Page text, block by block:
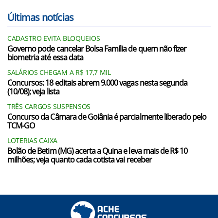
Últimas notícias
CADASTRO EVITA BLOQUEIOS
Governo pode cancelar Bolsa Família de quem não fizer
biometria até essa data
SALÁRIOS CHEGAM A R$ 17,7 MIL
Concursos: 18 editais abrem 9.000 vagas nesta segunda
(10/08); veja lista
TRÊS CARGOS SUSPENSOS
Concurso da Câmara de Goiânia é parcialmente liberado pelo
TCM-GO
LOTERIAS CAIXA
Bolão de Betim (MG) acerta a Quina e leva mais de R$ 10
milhões; veja quanto cada cotista vai receber